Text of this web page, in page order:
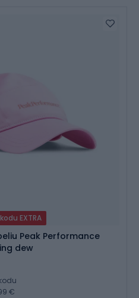
EXTRA
Peak Performance
dew
€